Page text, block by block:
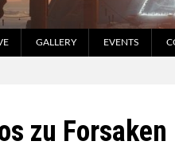
GALLERY EVENTS
zu Forsaken